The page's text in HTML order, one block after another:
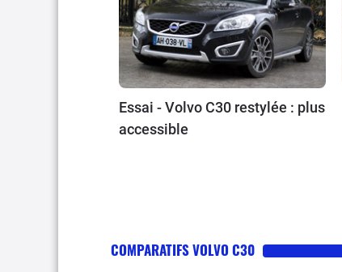
Essai - Volvo C30 restylée : plus
accessible
COMPARATIFS VOLVO C30